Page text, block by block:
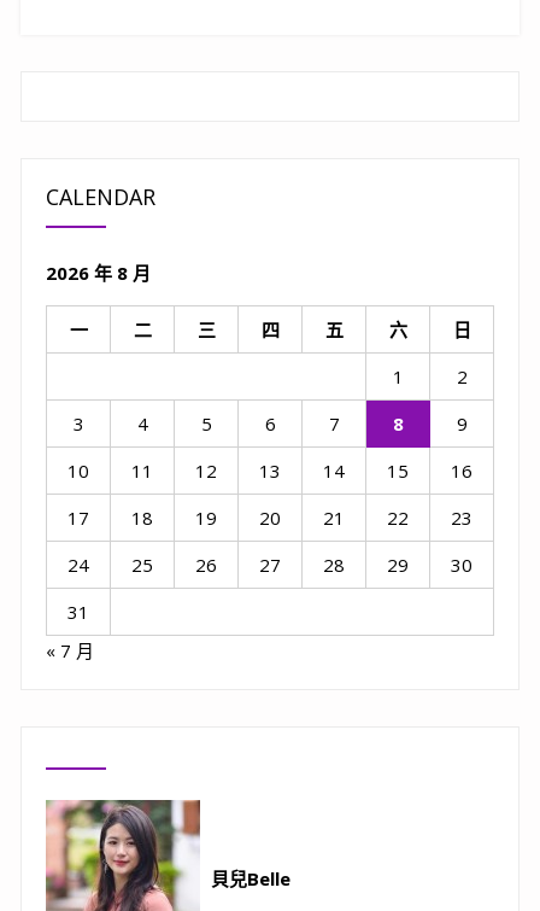
CALENDAR
2026 年 8 月
一 二 三 四 五 六
日
1
2
3
4 5 6 7 8
9
10
11 12 13 14 15
16
17
18 19 20 21 22
23
24
25 26 27 28 29
30
31
« 7 月
貝兒Belle